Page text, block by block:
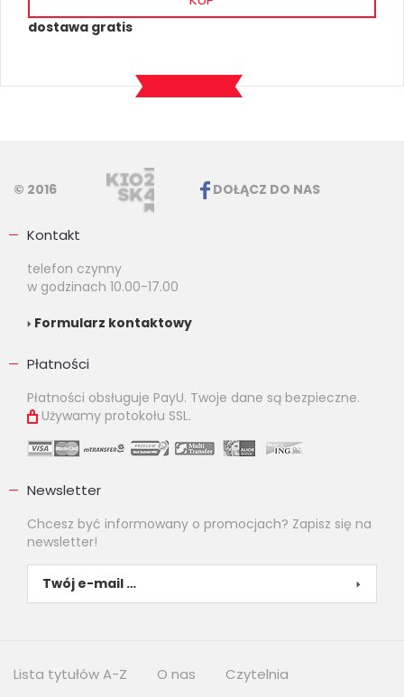
dostawa gratis
© 2016 DOŁĄCZ DO NAS
Kontakt
telefon czynny
w godzinach 10.00-17.00
Formularz kontaktowy
Płatności
Płatności obsługuje PayU. Twoje dane są bezpieczne.
Używamy protokołu SSL.
Newsletter
Chcesz być informowany o promocjach? Zapisz się na
newsletter!
Lista tytułów A-Z O nas Czytelnia